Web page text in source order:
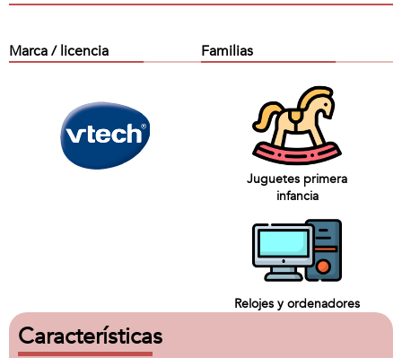
Marca / licencia Familias
Juguetes primera
infancia
Relojes y ordenadores
Características